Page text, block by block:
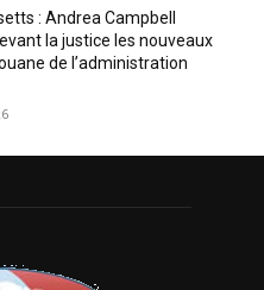
: Andrea Campbell
la justice les nouveaux
de l’administration